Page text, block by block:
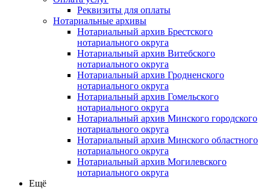
Реквизиты для оплаты
Нотариальные архивы
Нотариальный архив Брестского
нотариального округа
Нотариальный архив Витебского
нотариального округа
Нотариальный архив Гродненского
нотариального округа
Нотариальный архив Гомельского
нотариального округа
Нотариальный архив Минского городского
нотариального округа
Нотариальный архив Минского областного
нотариального округа
Нотариальный архив Могилевского
нотариального округа
Ещё